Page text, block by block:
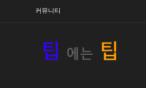
커뮤니티